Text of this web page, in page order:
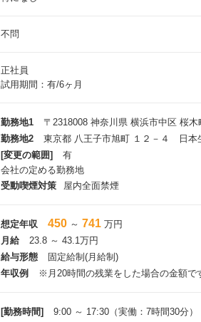
不問
正社員
試用期間：有/6ヶ月
勤務地1
〒2318008 神奈川県 横浜市中区 桜木
勤務地2
東京都 八王子市旭町 １２－４ 日本
[変更の範囲]
有
会社の定める勤務地
受動喫煙対策
屋内全面禁煙
想定年収 450 ～ 741 万円
月給
23.8 ～ 43.1万円
給与形態
固定給制(月給制)
年収例
※月20時間の残業をした場合の金額で
[勤務時間]
9:00 ～ 17:30（実働：7時間30分